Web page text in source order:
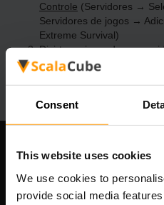
Consent
This website uses cookies
We use cookies to
provide social media
Controle (Servidores →
Servidores de jogos →
Extreme Survival)
Divirta-se jogando no
Nossa empresa